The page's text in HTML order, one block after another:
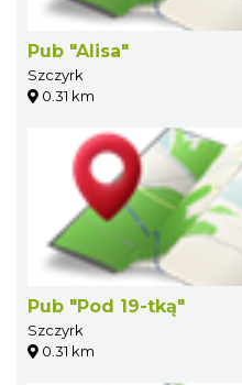
Pub "Alisa"
Szczyrk
0.31 km
Pub "Pod 19-tką"
Szczyrk
0.31 km